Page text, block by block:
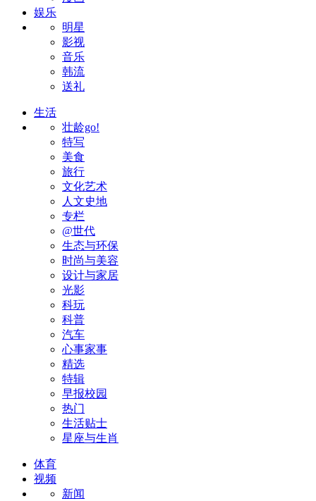
娱乐
明星
影视
音乐
韩流
送礼
生活
壮龄go!
特写
美食
旅行
文化艺术
人文史地
专栏
@世代
生态与环保
时尚与美容
设计与家居
光影
科玩
科普
汽车
心事家事
精选
特辑
早报校园
热门
生活贴士
星座与生肖
体育
视频
新闻